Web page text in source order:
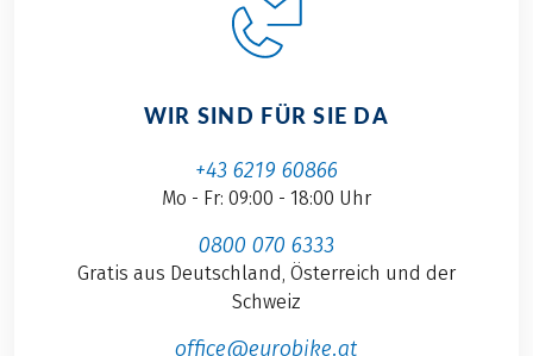
WIR SIND FÜR SIE DA
+43 6219 60866
Mo - Fr: 09:00 - 18:00 Uhr
0800 070 6333
Gratis aus Deutschland, Österreich und der
Schweiz
office@eurobike.at